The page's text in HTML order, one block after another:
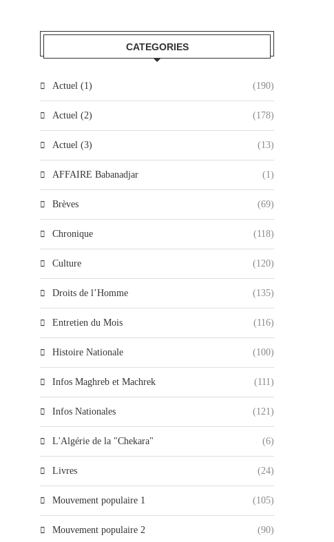
CATEGORIES
Actuel (1) (190)
Actuel (2) (178)
Actuel (3) (13)
AFFAIRE Babanadjar (1)
Brèves (69)
Chronique (118)
Culture (120)
Droits de l’Homme (135)
Entretien du Mois (116)
Histoire Nationale (100)
Infos Maghreb et Machrek (111)
Infos Nationales (121)
L'Algérie de la "Chekara" (6)
Livres (24)
Mouvement populaire 1 (105)
Mouvement populaire 2 (90)